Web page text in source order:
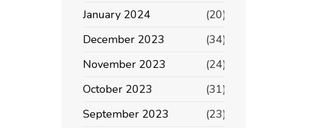
January 2024
(20)
December 2023
(34)
November 2023
(24)
October 2023
(31)
September 2023
(23)